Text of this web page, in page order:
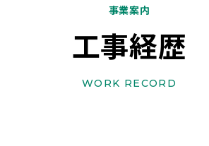
事業案内
工事経歴
WORK RECORD